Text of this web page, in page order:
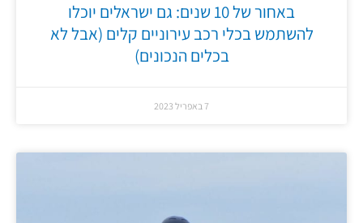
באחור של 10 שנים: גם ישראלים יוכלו
להשתמש בכלי רכב עירוניים קלים (אבל לא
בכלים הנכונים)
7 באפריל 2023